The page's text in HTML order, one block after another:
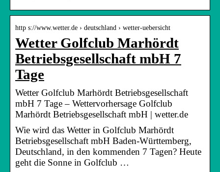
http s://www.wetter.de › deutschland › wetter-uebersicht
Wetter Golfclub Marhördt
Betriebsgesellschaft mbH 7
Tage
Wetter Golfclub Marhördt Betriebsgesellschaft
mbH 7 Tage – Wettervorhersage Golfclub
Marhördt Betriebsgesellschaft mbH | wetter.de
Wie wird das Wetter in Golfclub Marhördt
Betriebsgesellschaft mbH Baden-Württemberg,
Deutschland, in den kommenden 7 Tagen? Heute
geht die Sonne in Golfclub …